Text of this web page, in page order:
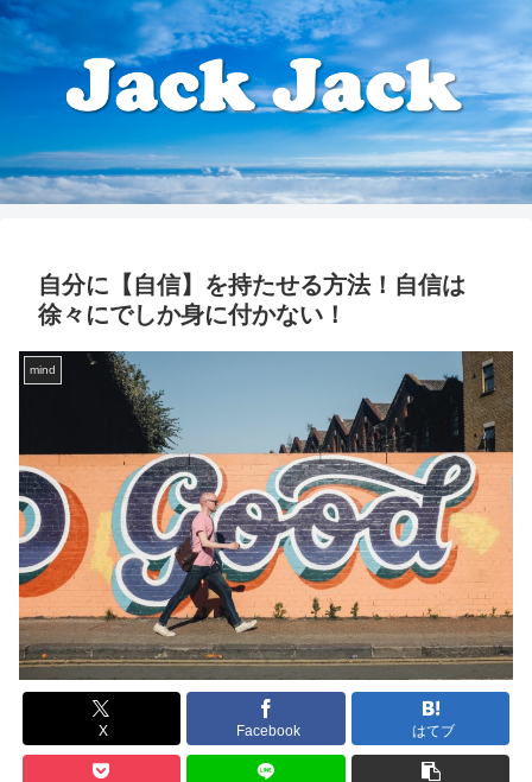
自分に【自信】を持たせる方法！自信は
徐々にでしか身に付かない！
mind
X Facebook はてブ